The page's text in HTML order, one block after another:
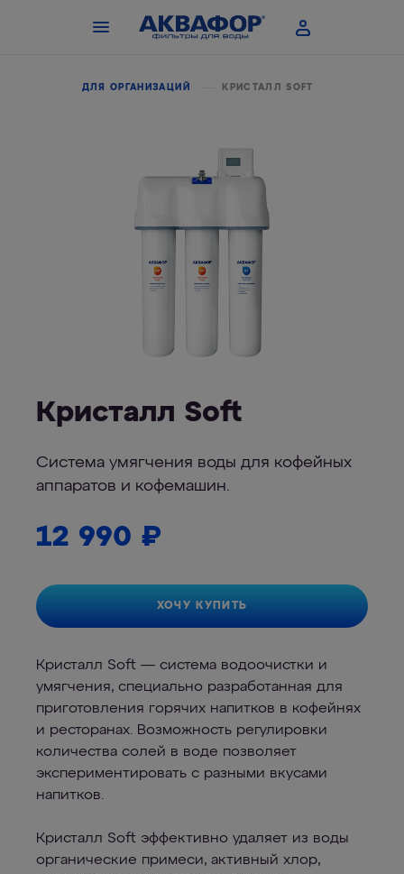
ДЛЯ ОРГАНИЗАЦИЙ КРИСТАЛЛ SOFT
Кристалл Soft
Система умягчения воды для кофейных
аппаратов и кофемашин.
12 990 ₽
ХОЧУ КУПИТЬ
Кристалл Soft — система водоочистки и
умягчения, специально разработанная для
приготовления горячих напитков в кофейнях
и ресторанах. Возможность регулировки
количества солей в воде позволяет
экспериментировать с разными вкусами
напитков.
Кристалл Soft эффективно удаляет из воды
органические примеси, активный хлор,